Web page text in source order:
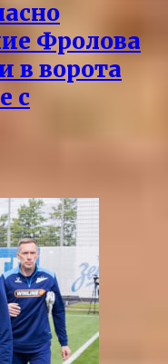
Фролова
в ворота
с